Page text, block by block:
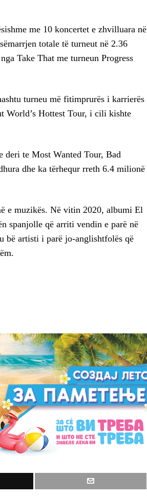
me 10 koncertet e zhvilluara në
totale të turneut në 2.36
Take That me turneun Progress
turneu më fitimprurës i karrierës
World’s Hottest Tour, i cili kishte
te Most Wanted Tour, Bad
dhe ka tërhequr rreth 6.4 milionë
e muzikës. Në vitin 2020, albumi El
spanjolle që arriti vendin e parë në
artisti i parë jo-anglishtfolës që